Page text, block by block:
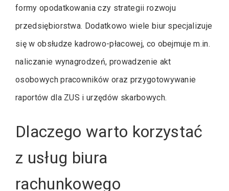
formy opodatkowania czy strategii rozwoju
przedsiębiorstwa. Dodatkowo wiele biur specjalizuje
się w obsłudze kadrowo-płacowej, co obejmuje m.in.
naliczanie wynagrodzeń, prowadzenie akt
osobowych pracowników oraz przygotowywanie
raportów dla ZUS i urzędów skarbowych.
Dlaczego warto korzystać
z usług biura
rachunkowego